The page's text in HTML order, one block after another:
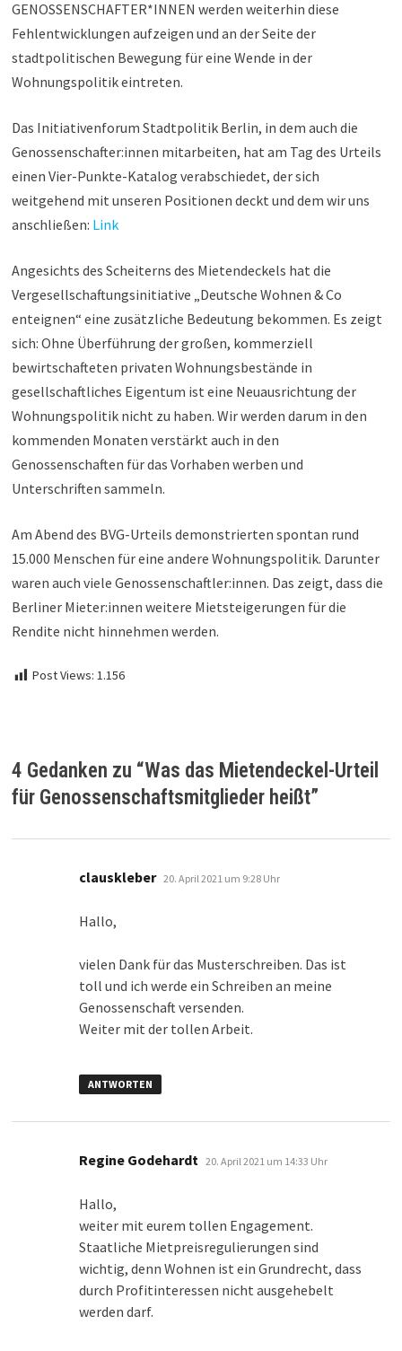
GENOSSENSCHAFTER*INNEN werden weiterhin diese
Fehlentwicklungen aufzeigen und an der Seite der
stadtpolitischen Bewegung für eine Wende in der
Wohnungspolitik eintreten.
Das Initiativenforum Stadtpolitik Berlin, in dem auch die
Genossenschafter:innen mitarbeiten, hat am Tag des Urteils
einen Vier-Punkte-Katalog verabschiedet, der sich
weitgehend mit unseren Positionen deckt und dem wir uns
anschließen: Link
Angesichts des Scheiterns des Mietendeckels hat die
Vergesellschaftungsinitiative „Deutsche Wohnen & Co
enteignen“ eine zusätzliche Bedeutung bekommen. Es zeigt
sich: Ohne Überführung der großen, kommerziell
bewirtschafteten privaten Wohnungsbestände in
gesellschaftliches Eigentum ist eine Neuausrichtung der
Wohnungspolitik nicht zu haben. Wir werden darum in den
kommenden Monaten verstärkt auch in den
Genossenschaften für das Vorhaben werben und
Unterschriften sammeln.
Am Abend des BVG-Urteils demonstrierten spontan rund
15.000 Menschen für eine andere Wohnungspolitik. Darunter
waren auch viele Genossenschaftler:innen. Das zeigt, dass die
Berliner Mieter:innen weitere Mietsteigerungen für die
Rendite nicht hinnehmen werden.
Post Views: 1.156
4 Gedanken zu “Was das Mietendeckel-Urteil
für Genossenschaftsmitglieder heißt”
clauskleber sagt:
20. April 2021 um 9:28 Uhr
Hallo,
vielen Dank für das Musterschreiben. Das ist
toll und ich werde ein Schreiben an meine
Genossenschaft versenden.
Weiter mit der tollen Arbeit.
ANTWORTEN
Regine Godehardt sagt:
20. April 2021 um 14:33 Uhr
Hallo,
weiter mit eurem tollen Engagement.
Staatliche Mietpreisregulierungen sind
wichtig, denn Wohnen ist ein Grundrecht, dass
durch Profitinteressen nicht ausgehebelt
werden darf.